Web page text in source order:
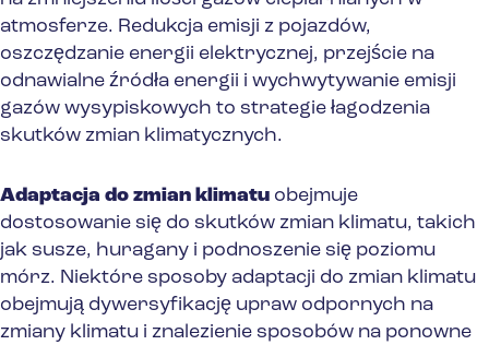
atmosferze. Redukcja emisji z pojazdów,
oszczędzanie energii elektrycznej, przejście na
odnawialne źródła energii i wychwytywanie emisji
gazów wysypiskowych to strategie łagodzenia
skutków zmian klimatycznych.
Adaptacja do zmian klimatu obejmuje
dostosowanie się do skutków zmian klimatu, takich
jak susze, huragany i podnoszenie się poziomu
mórz. Niektóre sposoby adaptacji do zmian klimatu
obejmują dywersyfikację upraw odpornych na
zmiany klimatu i znalezienie sposobów na ponowne